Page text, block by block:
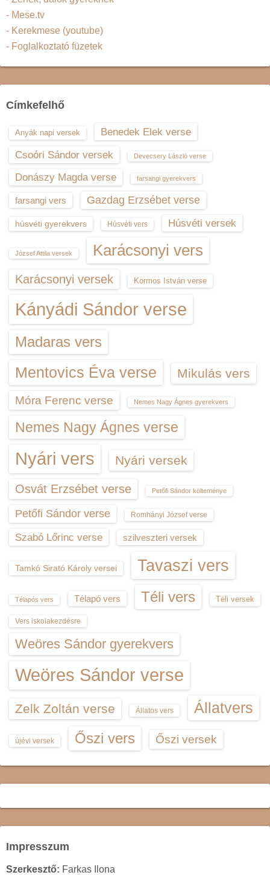
- Mese.tv
- Kerekmese (youtube)
- Foglalkoztató füzetek
Címkefelhő
Anyák napi versek
Benedek Elek verse
Csoóri Sándor versek
Devecsery László verse
Donászy Magda verse farsangi gyerekvers
farsangi vers Gazdag Erzsébet verse
húsvéti gyerekvers Húsvéti vers Húsvéti versek
József Attila versek Karácsonyi vers
Karácsonyi versek Kormos István verse
Kányádi Sándor verse
Madaras vers
Mentovics Éva verse Mikulás vers
Móra Ferenc verse Nemes Nagy Ágnes gyerekvers
Nemes Nagy Ágnes verse
Nyári vers Nyári versek
Osvát Erzsébet verse Petőfi Sándor költeménye
Petőfi Sándor verse Romhányi József verse
Szabó Lőrinc verse szilveszteri versek
Tamkó Sirató Károly versei Tavaszi vers
Télapós vers Télapó vers Téli vers Téli versek
Vers iskolakezdésre
Weöres Sándor gyerekvers
Weöres Sándor verse
Zelk Zoltán verse Állatos vers Állatvers
újévi versek Őszi vers Őszi versek
Impresszum
Szerkesztő: Farkas Ilona